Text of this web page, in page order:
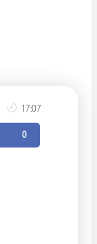
17:07
0